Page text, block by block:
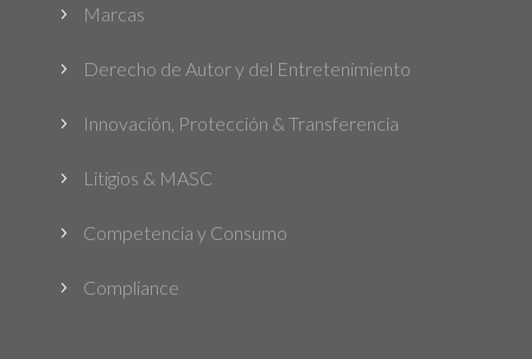
5 Marcas
5 Derecho de Autor y del Entretenimiento
5 Innovación, Protección & Transferencia
5 Litigios & MASC
5 Competencia y Consumo
5 Compliance